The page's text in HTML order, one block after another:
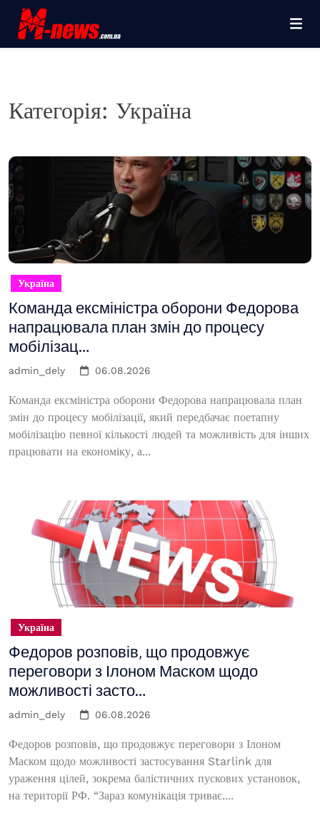
Перейти
вмісту
Категорія: Україна
Україна
Команда ексміністра оборони Федорова
напрацювала план змін до процесу
мобілізац…
admin_dely 06.08.2026
Команда ексміністра оборони Федорова напрацювала план
змін до процесу мобілізації, який передбачає поетапну
мобілізацію певної кількості людей та можливість для інших
працювати на економіку, а...
Україна
Федоров розповів, що продовжує
переговори з Ілоном Маском щодо
можливості засто…
admin_dely 06.08.2026
Федоров розповів, що продовжує переговори з Ілоном
Маском щодо можливості застосування Starlink для
ураження цілей, зокрема балістичних пускових установок,
на території РФ. “Зараз комунікація триває....